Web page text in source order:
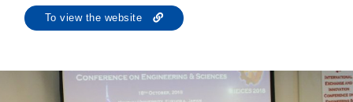
To view the website